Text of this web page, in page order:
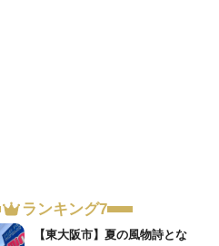
ランキング7
【東大阪市】夏の風物詩とな